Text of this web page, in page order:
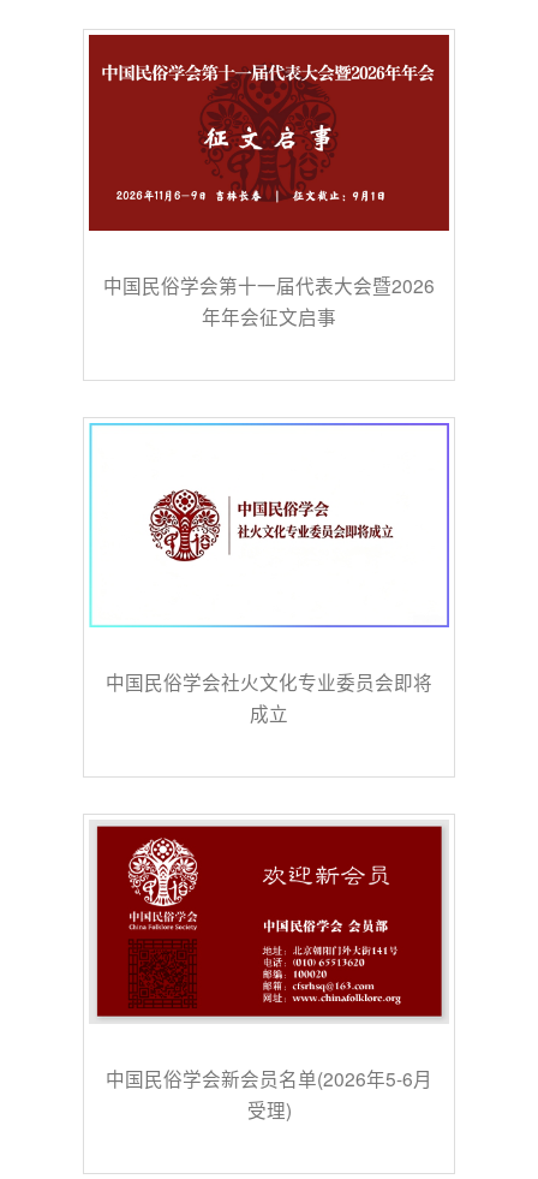
中国民俗学会第十一届代表大会暨2026
年年会征文启事
中国民俗学会社火文化专业委员会即将
成立
中国民俗学会新会员名单(2026年5-6月
受理)